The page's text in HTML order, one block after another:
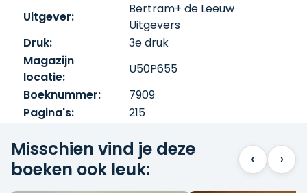
Uitgever:
Bertram+ de Leeuw
Uitgevers
Druk:
3e druk
Magazijn
locatie:
U50P655
Boeknummer:
7909
Pagina's:
215
Misschien vind je deze
boeken ook leuk:
‹ ›